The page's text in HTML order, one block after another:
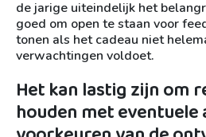
de jarige uiteindelijk het
goed om open te staan voor
tonen als het cadeau niet
verwachtingen voldoet.
Het kan lastig zijn om
houden met